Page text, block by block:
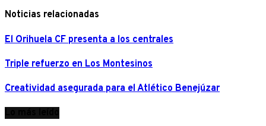
Noticias relacionadas
El Orihuela CF presenta a los centrales
Triple refuerzo en Los Montesinos
Creatividad asegurada para el Atlético Benejúzar